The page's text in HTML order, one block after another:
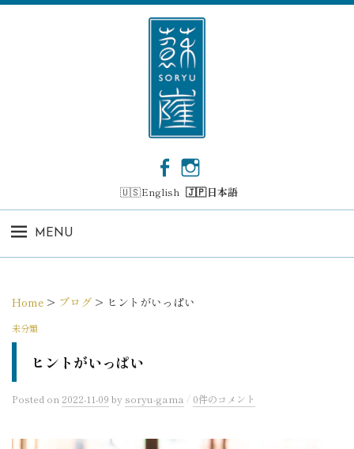
コ
c
e
o
s
t
r
English 日本語
MENU
Home > ブログ > ヒントがいっぱい
未分類
ヒントがいっぱい
Posted on 2022-11-09 by soryu-gama / 0件のコメント